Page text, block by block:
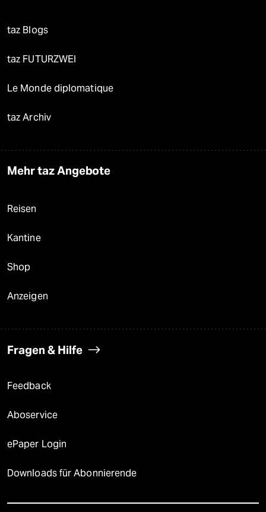
taz Blogs
taz FUTURZWEI
Le Monde diplomatique
taz Archiv
Mehr taz Angebote
Reisen
Kantine
Shop
Anzeigen
Fragen & Hilfe
Feedback
Aboservice
ePaper Login
Downloads für Abonnierende